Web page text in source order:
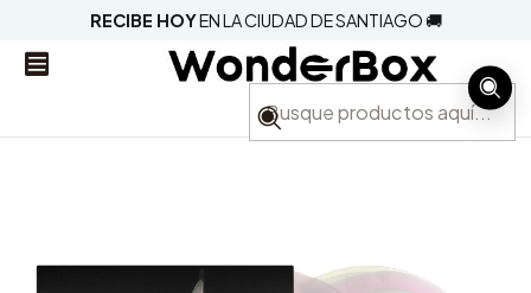
RECIBE HOYEN LA CIUDAD DE SANTIAGO 🚚